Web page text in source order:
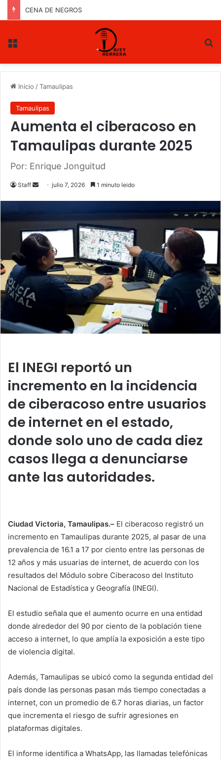
POR LA LIBRE
Inicio /Tamaulipas
Tamaulipas
Aumenta el ciberacoso en
Tamaulipas durante 2025
Por: Enrique Jonguitud
Staff
d
a
n
e
a
julio 7, 2026 1 minuto leido
El INEGI reportó un
incremento en la incidencia
de ciberacoso entre usuarios
de internet en el estado,
donde solo uno de cada diez
casos llega a denunciarse
ante las autoridades.
Ciudad Victoria, Tamaulipas.– El ciberacoso registró un
incremento en Tamaulipas durante 2025, al pasar de una
prevalencia de 16.1 a 17 por ciento entre las personas de
12 años y más usuarias de internet, de acuerdo con los
resultados del Módulo sobre Ciberacoso del Instituto
Nacional de Estadística y Geografía (INEGI).
El estudio señala que el aumento ocurre en una entidad
donde alrededor del 90 por ciento de la población tiene
acceso a internet, lo que amplía la exposición a este tipo
de violencia digital.
Además, Tamaulipas se ubicó como la segunda entidad del
país donde las personas pasan más tiempo conectadas a
internet, con un promedio de 6.7 horas diarias, un factor
que incrementa el riesgo de sufrir agresiones en
plataformas digitales.
El informe identifica a WhatsApp, las llamadas telefónicas